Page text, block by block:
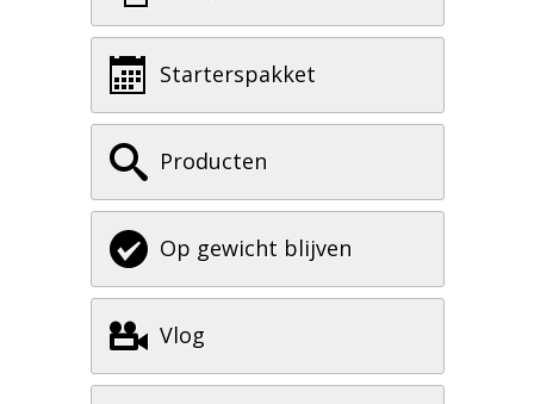
Starterspakket
Producten
Op gewicht blijven
Vlog